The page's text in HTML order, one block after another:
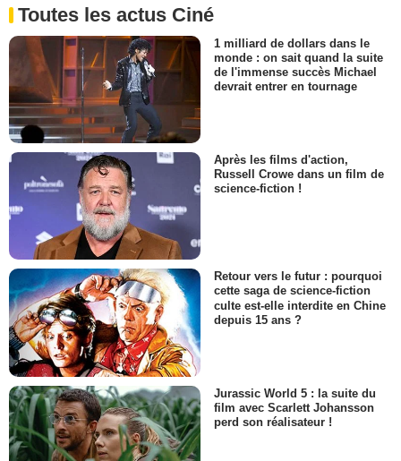
Toutes les actus Ciné
1 milliard de dollars dans le
monde : on sait quand la suite
de l'immense succès Michael
devrait entrer en tournage
Après les films d'action,
Russell Crowe dans un film de
science-fiction !
Retour vers le futur : pourquoi
cette saga de science-fiction
culte est-elle interdite en Chine
depuis 15 ans ?
Jurassic World 5 : la suite du
film avec Scarlett Johansson
perd son réalisateur !